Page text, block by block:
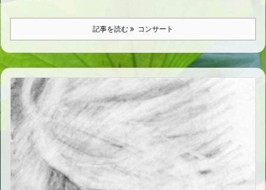
記事を読む コンサート